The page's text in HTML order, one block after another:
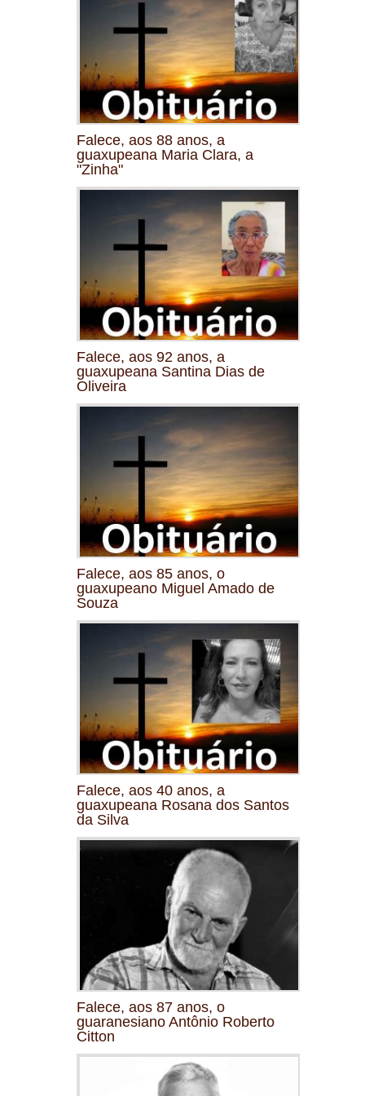
Falece, aos 88 anos, a
guaxupeana Maria Clara, a
"Zinha"
Falece, aos 92 anos, a
guaxupeana Santina Dias de
Oliveira
Falece, aos 85 anos, o
guaxupeano Miguel Amado de
Souza
Falece, aos 40 anos, a
guaxupeana Rosana dos Santos
da Silva
Falece, aos 87 anos, o
guaranesiano Antônio Roberto
Citton